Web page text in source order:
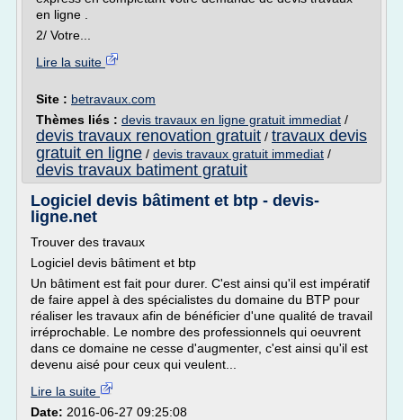
en ligne .
2/ Votre...
Lire la suite
Site : betravaux.com
Thèmes liés : devis travaux en ligne gratuit immediat /
devis travaux renovation gratuit / travaux devis
gratuit en ligne / devis travaux gratuit immediat /
devis travaux batiment gratuit
Logiciel devis bâtiment et btp - devis-
ligne.net
Trouver des travaux
Logiciel devis bâtiment et btp
Un bâtiment est fait pour durer. C'est ainsi qu'il est impératif
de faire appel à des spécialistes du domaine du BTP pour
réaliser les travaux afin de bénéficier d'une qualité de travail
irréprochable. Le nombre des professionnels qui oeuvrent
dans ce domaine ne cesse d'augmenter, c'est ainsi qu'il est
devenu aisé pour ceux qui veulent...
Lire la suite
Date: 2016-06-27 09:25:08